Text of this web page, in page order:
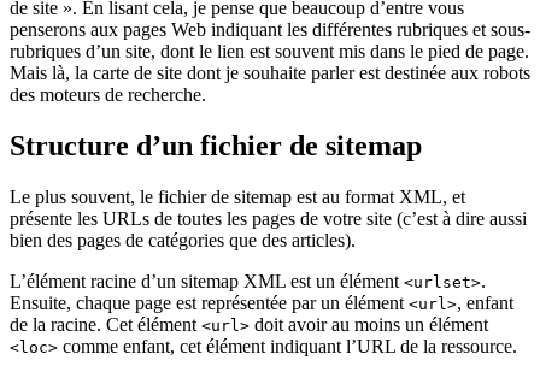
de site ». En lisant cela, je pense que beaucoup d’entre vous
penserons aux pages Web indiquant les différentes rubriques et sous-
rubriques d’un site, dont le lien est souvent mis dans le pied de page.
Mais là, la carte de site dont je souhaite parler est destinée aux robots
des moteurs de recherche.
Structure d’un fichier de sitemap
Le plus souvent, le fichier de sitemap est au format XML, et
présente les URLs de toutes les pages de votre site (c’est à dire aussi
bien des pages de catégories que des articles).
L’élément racine d’un sitemap XML est un élément <urlset>.
Ensuite, chaque page est représentée par un élément <url>, enfant
de la racine. Cet élément <url> doit avoir au moins un élément
<loc> comme enfant, cet élément indiquant l’URL de la ressource.